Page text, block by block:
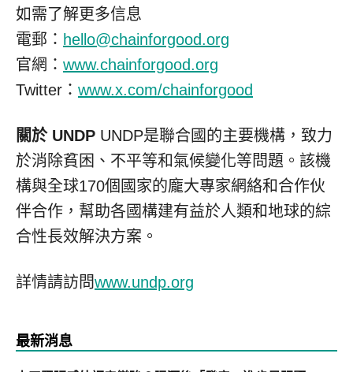
如需了解更多信息
電郵： hello@chainforgood.org
官網： www.chainforgood.org
Twitter： www.x.com/chainforgood
關於 UNDP UNDP是聯合國的主要機構，致力
於消除貧困、不平等和氣候變化等問題。該機
構與全球170個國家的龐大專家網絡和合作伙
伴合作，幫助各國構建有益於人類和地球的綜
合性長效解決方案。
詳情請訪問www.undp.org
最新消息